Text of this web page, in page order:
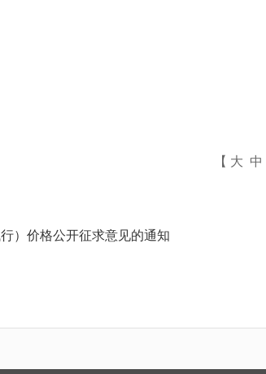
【 大 中
）价格公开征求意见的通知